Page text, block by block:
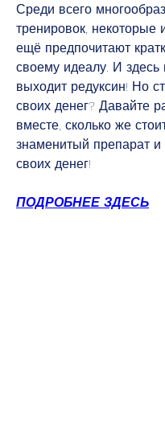
Среди всего
тренировок, некоторые
ещё предпочитают
своему идеалу. И здесь
выходит редуксин! Но
своих денег? Давайте
вместе, сколько же
знаменитый препарат и
своих денег!
ПОДРОБНЕЕ ЗДЕСЬ